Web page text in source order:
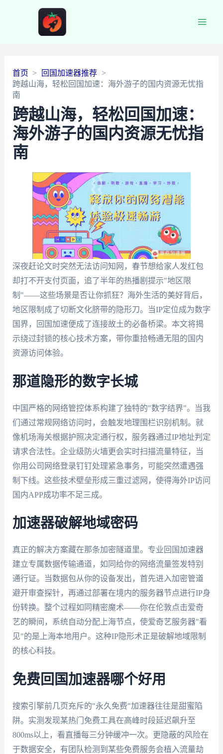
首页
回国加速器推荐
跨越山海，轻松回国加速：海外游子的国内资源无忧指
南
跨越山海，轻松回国加速：
海外游子的国内资源无忧指
南
深夜赶论文时突然无法访问知网，春节想给家人发红包
却打不开支付页面，追了半年的热播剧提示"地区限
制"——这些场景是否让你抓狂？海外生活的美好背后，
地区限制成了切断文化脐带的隐形刀。当IP定位成为数字
国界，回国加速便成了连接故土的必备桥梁。本文将揭
示绕过封锁的核心技术方案，带你重拾畅通无阻的国内
资源访问体验。
那道隐形的数字长城
中国严格的网络管控体系构建了独特的"数字结界"。当我
们通过常规网络访问时，会触发地理围栏识别机制。就
像机场海关根据护照决定通行权，服务器通过IP地址判定
请求合法性。企业级防火墙更会实时扫描流量特征，当
你用公司网络登录钉钉处理紧急事务，可能突然遭遇强
制下线。这些技术壁垒形成三重过滤网，使得海外IP访问
国内APP成功率不足三成。
加速器破解地域密码
真正的解决方案藏在那条加密隧道里。专业回国加速器
建立专属数据传输通道，如同给你的网络流量签发特别
通行证。当数据包从你的设备发出，首先进入加密管道
避开审查探针，再通过部署在境内的服务器节点进行IP身
份转换。整个过程如同精密魔术——你在伦敦点击爱奇
艺的瞬间，系统自动分配上海节点，使爱奇艺服务器"看
见"的是上海本地用户。这种IP隐形术正是破解地域限制
的核心科技。
免费回国加速器哪个好用
搜索引擎前几页充斥的"永久免费"加速器往往是甜蜜陷
阱。实测发现某热门免费工具在高峰时段延迟飙升至
800ms以上，看直播每三分钟缓冲一次。更隐蔽的风险在
于数据安全，有团队检测到某些免费服务会植入流量劫